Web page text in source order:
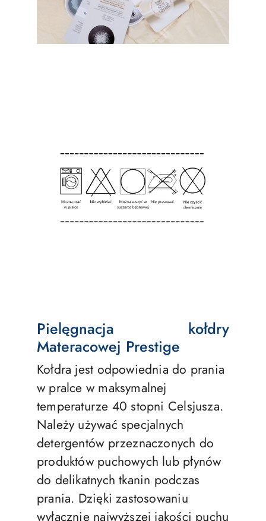
Pielęgnacja kołdry
Materacowej Prestige
Kołdra jest odpowiednia do prania
w pralce w maksymalnej
temperaturze 40 stopni Celsjusza.
Należy używać specjalnych
detergentów przeznaczonych do
produktów puchowych lub płynów
do delikatnych tkanin podczas
prania. Dzięki zastosowaniu
wyłącznie najwyższej jakości puchu